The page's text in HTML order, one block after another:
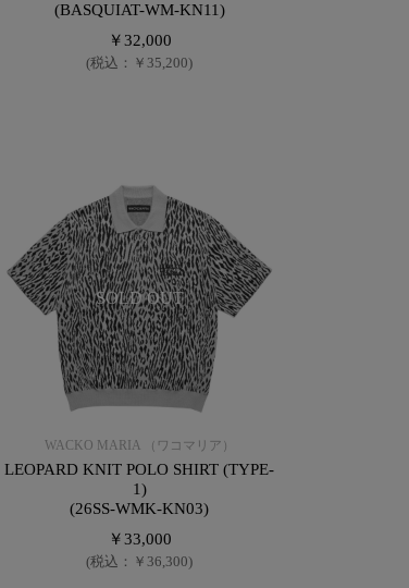
(BASQUIAT-WM-KN11)
￥32,000
(税込：￥35,200)
SOLD OUT
WACKO MARIA （ワコマリア）
LEOPARD KNIT POLO SHIRT (TYPE-
1)
(26SS-WMK-KN03)
￥33,000
(税込：￥36,300)